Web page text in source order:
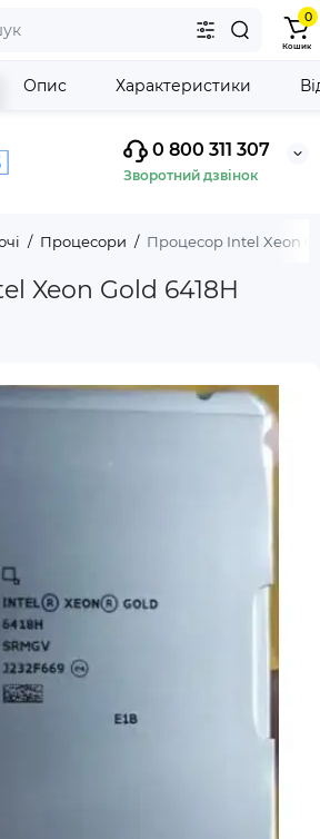
0 800 311 307
Зворотний дзвінок
0
Кошик
Процесори Процесор Intel Xeon
Xeon Gold 6418H
Опис Характеристики